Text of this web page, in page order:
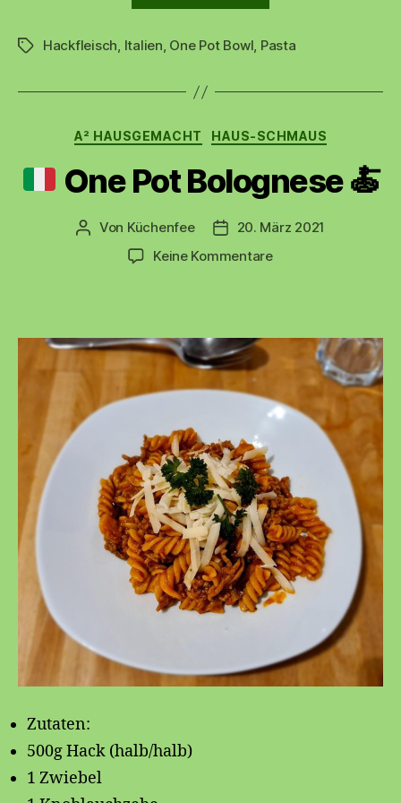
Pot
Schlagwörter
Hackfleisch, Italien, One Pot Bowl, Pasta
Kategorien
A² HAUSGEMACHT HAUS-SCHMAUS
One Pot Bolognese🍝
Beitragsautor
Von Küchenfee Beitragsdatum
20. März 2021
Keine Kommentarezu
Zutaten:
500g Hack (halb/halb)
1 Zwiebel